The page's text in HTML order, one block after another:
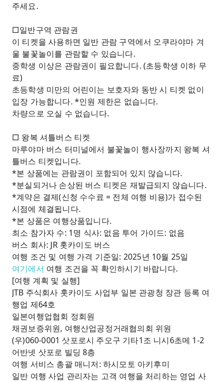
주세요.
□일반구역 관람권
이 티켓을 사용하면 일반 관람 구역에서 오쿠라야마 겨
울 불꽃놀이를 관람할 수 있습니다.
중학생 이상은 관람권이 필요합니다. (초등학생 이하 무
료)
초등학생 미만의 어린이는 보호자와 동반 시 티켓 없이
입장 가능합니다. *인원 제한은 없습니다.
차량으로 오실 수 없습니다.
□ 왕복 셔틀버스 티켓
마루야마 버스 터미널에서 불꽃놀이 행사장까지 왕복 셔
틀버스 티켓입니다.
*본 상품에는 관람권이 포함되어 있지 않습니다.
*분실되거나 손상된 버스 티켓은 재발급되지 않습니다.
*계약은 결제(신청 수수료 = 전체 여행 비용)가 접수된
시점에 체결됩니다.
*본 상품은 여행상품입니다.
최소 참가자 수: 1명 식사: 없음 투어 가이드: 없음
버스 회사: JR 홋카이도 버스
여행 조건 및 여행 가격 기준일: 2025년 10월 25일
여기에서 여행 조건을 꼭 확인하시기 바랍니다.
[여행 계획 및 실행]
JTB 주식회사 홋카이도 사업부 일본 관광청 장관 등록 여
행업 제64호
일본여행업협회 정회원
채권보증위원, 여행산업공정거래협의회 위원
(우)060-0001 삿포로시 주오구 기타1조 니시6초메 1-2
어반넷 삿포로 빌딩 8층
여행 서비스 총괄 매니저: 하시모토 아키후미
일반 여행 사업 관리자는 고객 여행을 처리하는 영업 사